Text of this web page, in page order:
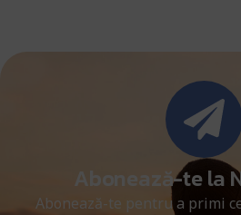
Abonează-te la
Abonează-te pentru a primi